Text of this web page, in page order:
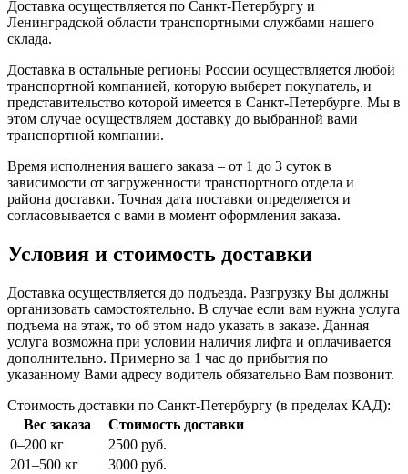
Доставка осуществляется по Санкт-Петербургу и
Ленинградской области транспортными службами нашего
склада.
Доставка в остальные регионы России осуществляется любой
транспортной компанией, которую выберет покупатель, и
представительство которой имеется в Санкт-Петербурге. Мы в
этом случае осуществляем доставку до выбранной вами
транспортной компании.
Время исполнения вашего заказа – от 1 до 3 суток в
зависимости от загруженности транспортного отдела и
района доставки. Точная дата поставки определяется и
согласовывается с вами в момент оформления заказа.
Условия и стоимость доставки
Доставка осуществляется до подъезда. Разгрузку Вы должны
организовать самостоятельно. В случае если вам нужна услуга
подъема на этаж, то об этом надо указать в заказе. Данная
услуга возможна при условии наличия лифта и оплачивается
дополнительно. Примерно за 1 час до прибытия по
указанному Вами адресу водитель обязательно Вам позвонит.
Стоимость доставки по Санкт-Петербургу (в пределах КАД):
Вес заказа
Стоимость доставки
0–200 кг
2500 руб.
201–500 кг
3000 руб.